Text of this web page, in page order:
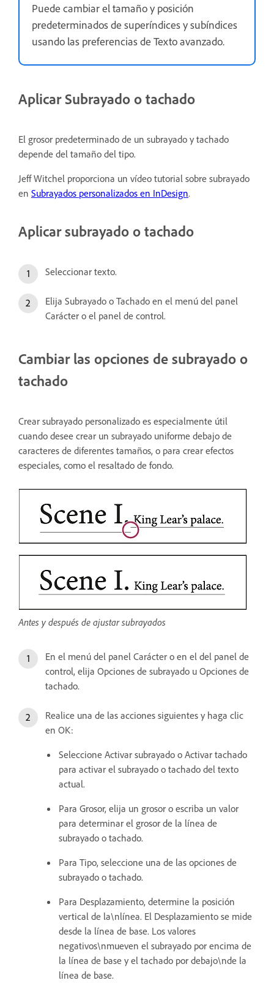
Puede cambiar el tamaño y posición
predeterminados de superíndices y subíndices
usando las preferencias de Texto avanzado.
Aplicar Subrayado o tachado
El grosor predeterminado de un subrayado y tachado
depende del tamaño del tipo.
Jeff Witchel proporciona un vídeo tutorial sobre subrayado
en Subrayados personalizados en InDesign.
Aplicar subrayado o tachado
Seleccionar texto.
Elija Subrayado o Tachado en el menú del panel
Carácter o el panel de control.
Cambiar las opciones de subrayado o
tachado
Crear subrayado personalizado es especialmente útil
cuando desee crear un subrayado uniforme debajo de
caracteres de diferentes tamaños, o para crear efectos
especiales, como el resaltado de fondo.
Antes y después de ajustar subrayados
En el menú del panel Carácter o en el del panel de
control, elija Opciones de subrayado u Opciones de
tachado.
Realice una de las acciones siguientes y haga clic
en OK:
Seleccione Activar subrayado o Activar tachado
para activar el subrayado o tachado del texto
actual.
Para Grosor, elija un grosor o escriba un valor
para determinar el grosor de la línea de
subrayado o tachado.
Para Tipo, seleccione una de las opciones de
subrayado o tachado.
Para Desplazamiento, determine la posición
vertical de la\nlínea. El Desplazamiento se mide
desde la línea de base. Los valores
negativos\nmueven el subrayado por encima de
la línea de base y el tachado por debajo\nde la
línea de base.